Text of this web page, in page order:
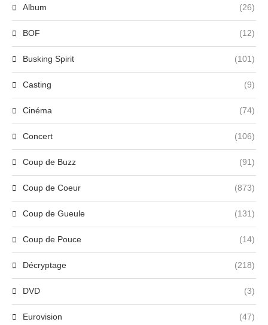
Album (26)
BOF (12)
Busking Spirit (101)
Casting (9)
Cinéma (74)
Concert (106)
Coup de Buzz (91)
Coup de Coeur (873)
Coup de Gueule (131)
Coup de Pouce (14)
Décryptage (218)
DVD (3)
Eurovision (47)